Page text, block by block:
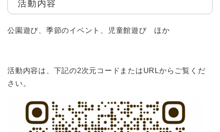
活動内容
公園遊び、季節のイベント、児童館遊び ほか
​活動内容は、下記の2次元コードまたはURLからご覧くだ
さい。